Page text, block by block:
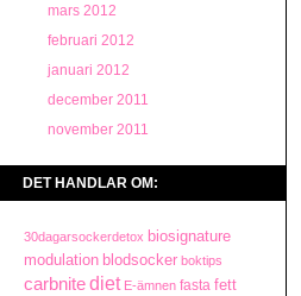
mars 2012
februari 2012
januari 2012
december 2011
november 2011
DET HANDLAR OM:
30dagarsockerdetox biosignature
modulation blodsocker boktips
carbnitediet E-ämnen fasta fett